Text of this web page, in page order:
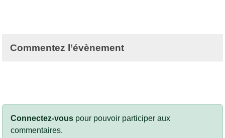
Commentez l’évènement
Connectez-vous pour pouvoir participer aux
commentaires.